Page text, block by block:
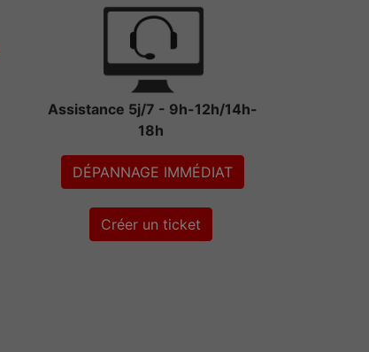
Assistance 5j/7 - 9h-12h/14h-
18h
DÉPANNAGE IMMÉDIAT
Créer un ticket